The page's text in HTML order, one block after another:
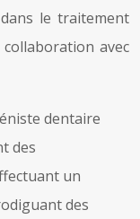
le traitement
avec
dentaire
des
un
des